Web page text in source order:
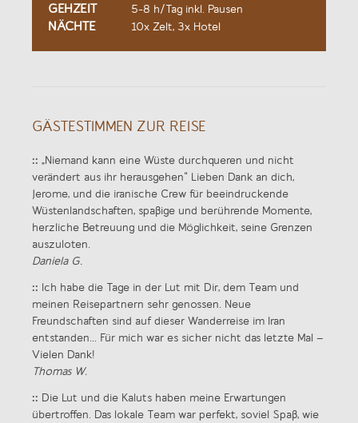
GEHZEIT
5-8 h/Tag inkl. Pausen
NÄCHTE 10x Zelt, 3x Hotel
GÄSTESTIMMEN ZUR REISE
:: „Niemand kann eine Wüste durchqueren und nicht
verändert aus ihr herausgehen“ Lieben Dank an dich,
Jerome, und die iranische Crew für beeindruckende
Wüstenlandschaften, spaßige und berührende Momente,
herzliche Betreuung und die Möglichkeit, seine Grenzen
auszuloten.
Daniela G.
:: Ich habe die Tage in der Lut mit Dir, dem Team und
meinen Reisepartnern sehr genossen. Neue
Freundschaften sind auf dieser Wanderreise im Iran
entstanden… Für mich war es sicher nicht das letzte Mal –
Vielen Dank!
Thomas W.
:: Die Lut und die Kaluts haben meine Erwartungen
übertroffen. Das lokale Team war perfekt, soviel Spaß, wie